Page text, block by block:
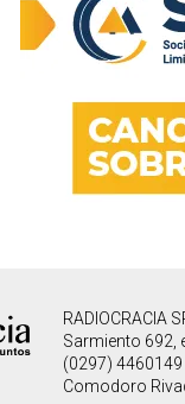
RADIOCRACIA
Sarmiento 692,
(0297) 4460149
Comodoro